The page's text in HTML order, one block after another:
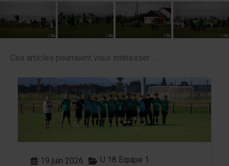
Ces articles pourraient vous intéresser …
19 juin 2026
U 18 Equipe 1